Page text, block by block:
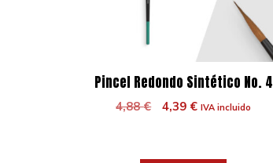
Pincel Redondo Sintético No. 4
4,88€
El
4,39 €ElIVA incluido